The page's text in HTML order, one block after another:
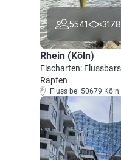
5541 3178
Rhein (Köln)
Fischarten:
Rapfen
Fluss bei 50679 Köln